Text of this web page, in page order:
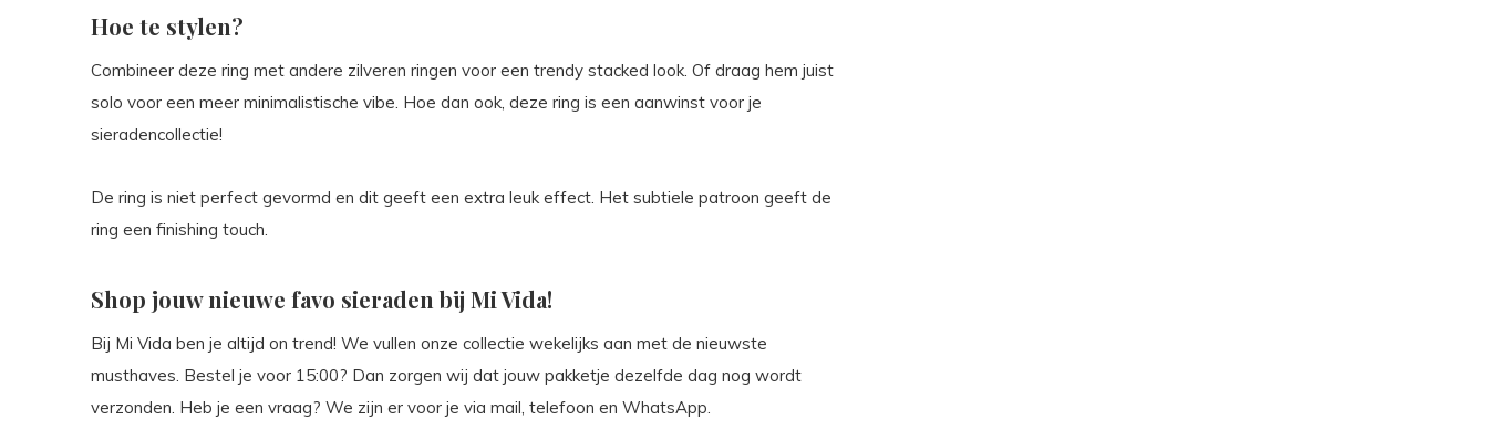
Hoe te stylen?
Combineer deze ring met andere zilveren ringen voor een trendy stacked look. Of draag hem juist
solo voor een meer minimalistische vibe. Hoe dan ook, deze ring is een aanwinst voor je
sieradencollectie!
De ring is niet perfect gevormd en dit geeft een extra leuk effect. Het subtiele patroon geeft de
ring een finishing touch.
Shop jouw nieuwe favo sieraden bij Mi Vida!
Bij Mi Vida ben je altijd on trend! We vullen onze collectie wekelijks aan met de nieuwste
musthaves. Bestel je voor 15:00? Dan zorgen wij dat jouw pakketje dezelfde dag nog wordt
verzonden. Heb je een vraag? We zijn er voor je via mail, telefoon en WhatsApp.